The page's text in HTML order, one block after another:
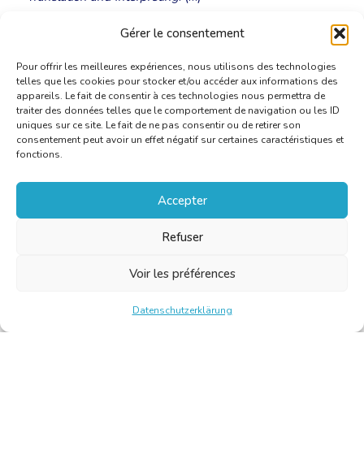
Gérer le consentement
Pour offrir les meilleures expériences, nous utilisons des technologies
telles que les cookies pour stocker et/ou accéder aux informations des
appareils. Le fait de consentir à ces technologies nous permettra de
traiter des données telles que le comportement de navigation ou les ID
uniques sur ce site. Le fait de ne pas consentir ou de retirer son
consentement peut avoir un effet négatif sur certaines caractéristiques et
fonctions.
Accepter
Refuser
Voir les préférences
Datenschutzerklärung
Lire l’article sur le sit edu Soir